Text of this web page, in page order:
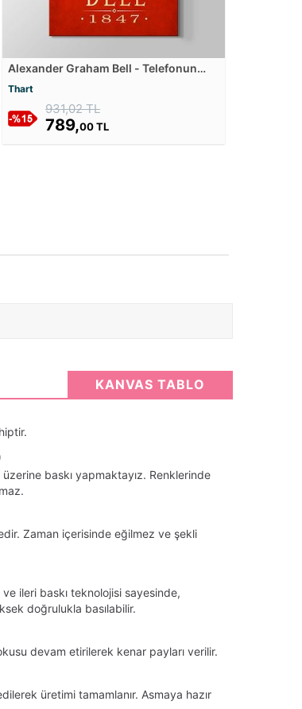
Alexander Graham Bell - Telefonun
Thart
931,02 TL
789,00 TL
KANVAS TABLO
baskı yapmaktayız. Renklerinde
Zaman içerisinde eğilmez ve şekli
ileri baskı teknolojisi sayesinde,
doğrulukla basılabilir.
devam etirilerek kenar payları verilir.
üretimi tamamlanır. Asmaya hazır